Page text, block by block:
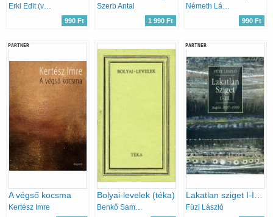
Erki Edit (válogatta)
990 Ft
Szerb Antal
1 990 Ft
Németh László
990 Ft
PARTNER
A végső kocsma
Kertész Imre
Bolyai-levelek (téka)
PARTNER
Füzi László